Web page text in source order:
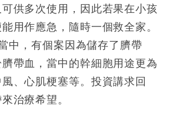
供多次使用，因此若果在小孩
用作應急，隨時一個救全家。
中，有個案因為儲存了臍帶
帶血，當中的幹細胞用途更為
、心肌梗塞等。投資講求回
治療希望。